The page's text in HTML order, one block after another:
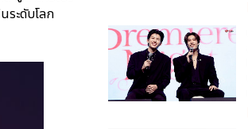
ระดับโลก